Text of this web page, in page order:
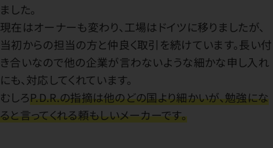
ました。
現在はオーナーも変わり、工場はドイツに移りましたが、
当初からの担当の方と仲良く取引を続けています。長い付
き合いなので他の企業が言わないような細かな申し入れ
にも、対応してくれています。
むしろP.D.R.の指摘は他のどの国より細かいが、勉強にな
ると言ってくれる頼もしいメーカーです。